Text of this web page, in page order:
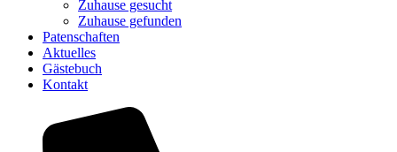
Zuhause gesucht
Zuhause gefunden
Patenschaften
Aktuelles
Gästebuch
Kontakt